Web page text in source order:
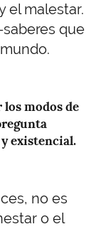
el malestar.
que
modos de
existencial.
no es
o el